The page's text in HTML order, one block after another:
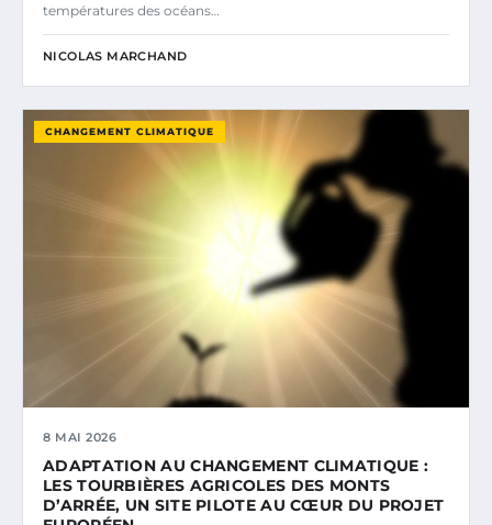
températures des océans…
NICOLAS MARCHAND
CHANGEMENT CLIMATIQUE
8 MAI 2026
ADAPTATION AU CHANGEMENT CLIMATIQUE :
LES TOURBIÈRES AGRICOLES DES MONTS
D’ARRÉE, UN SITE PILOTE AU CŒUR DU PROJET